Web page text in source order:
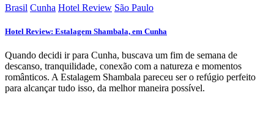
Brasil Cunha Hotel Review São Paulo
Hotel Review: Estalagem Shambala, em Cunha
Quando decidi ir para Cunha, buscava um fim de semana de
descanso, tranquilidade, conexão com a natureza e momentos
românticos. A Estalagem Shambala pareceu ser o refúgio perfeito
para alcançar tudo isso, da melhor maneira possível.